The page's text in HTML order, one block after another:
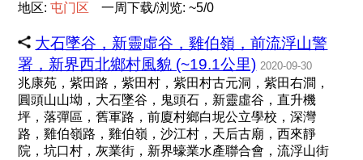
地区:屯门 区 一周下载/浏览: ~5/0
大石墜谷，新靈虛谷，雞伯嶺，前流浮山警
署，新界西北鄉村風貌 (~19.1公里) 2020-09-30
兆康苑，紫田路，紫田村，紫田村古元洞，紫田右澗，
圓頭山山坳，大石墜谷，鬼頭石，新靈虛谷，直升機
坪，落彈區，舊軍路，前廈村鄉白坭公立學校，深灣
路，雞伯嶺路，雞伯嶺，沙江村，天后古廟，西來靜
院，坑口村，灰業街，新界蠔業水產聯合會，流浮山街